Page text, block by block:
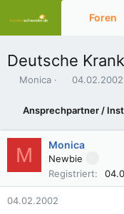
Foren
Deutsche
E
e
l
Monica
E
t
e
l
l
t
04.02.2002
Ansprechpartner /
M Monica
Newbie
Registriert
04.02.2002